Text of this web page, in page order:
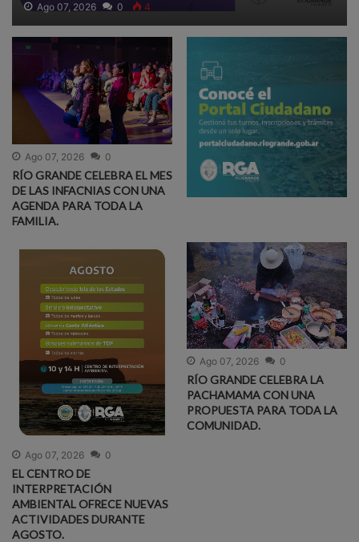
Ago 07, 2026 0 4
Ago 07, 2026 0
RÍO GRANDE CELEBRA EL MES
DE LAS INFACNIAS CON UNA
AGENDA PARA TODA LA
FAMILIA.
Ago 07, 2026 0
EL CENTRO DE
INTERPRETACIÓN
AMBIENTAL OFRECE NUEVAS
ACTIVIDADES DURANTE
AGOSTO.
Ago 07, 2026 0
RÍO GRANDE CELEBRA LA
PACHAMAMA CON UNA
PROPUESTA PARA TODA LA
COMUNIDAD.